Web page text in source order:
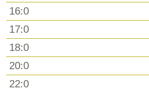
16:0
17:0
18:0
20:0
22:0